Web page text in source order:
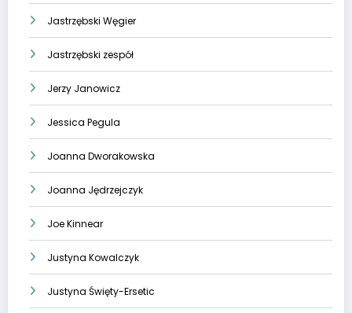
Jastrzębski Węgier
Jastrzębski zespół
Jerzy Janowicz
Jessica Pegula
Joanna Dworakowska
Joanna Jędrzejczyk
Joe Kinnear
Justyna Kowalczyk
Justyna Święty-Ersetic